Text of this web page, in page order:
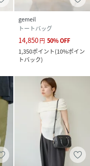
gemeil
トートバッグ
14,850円 50%OFF
1,350ポイント(10%ポイン
トバック)